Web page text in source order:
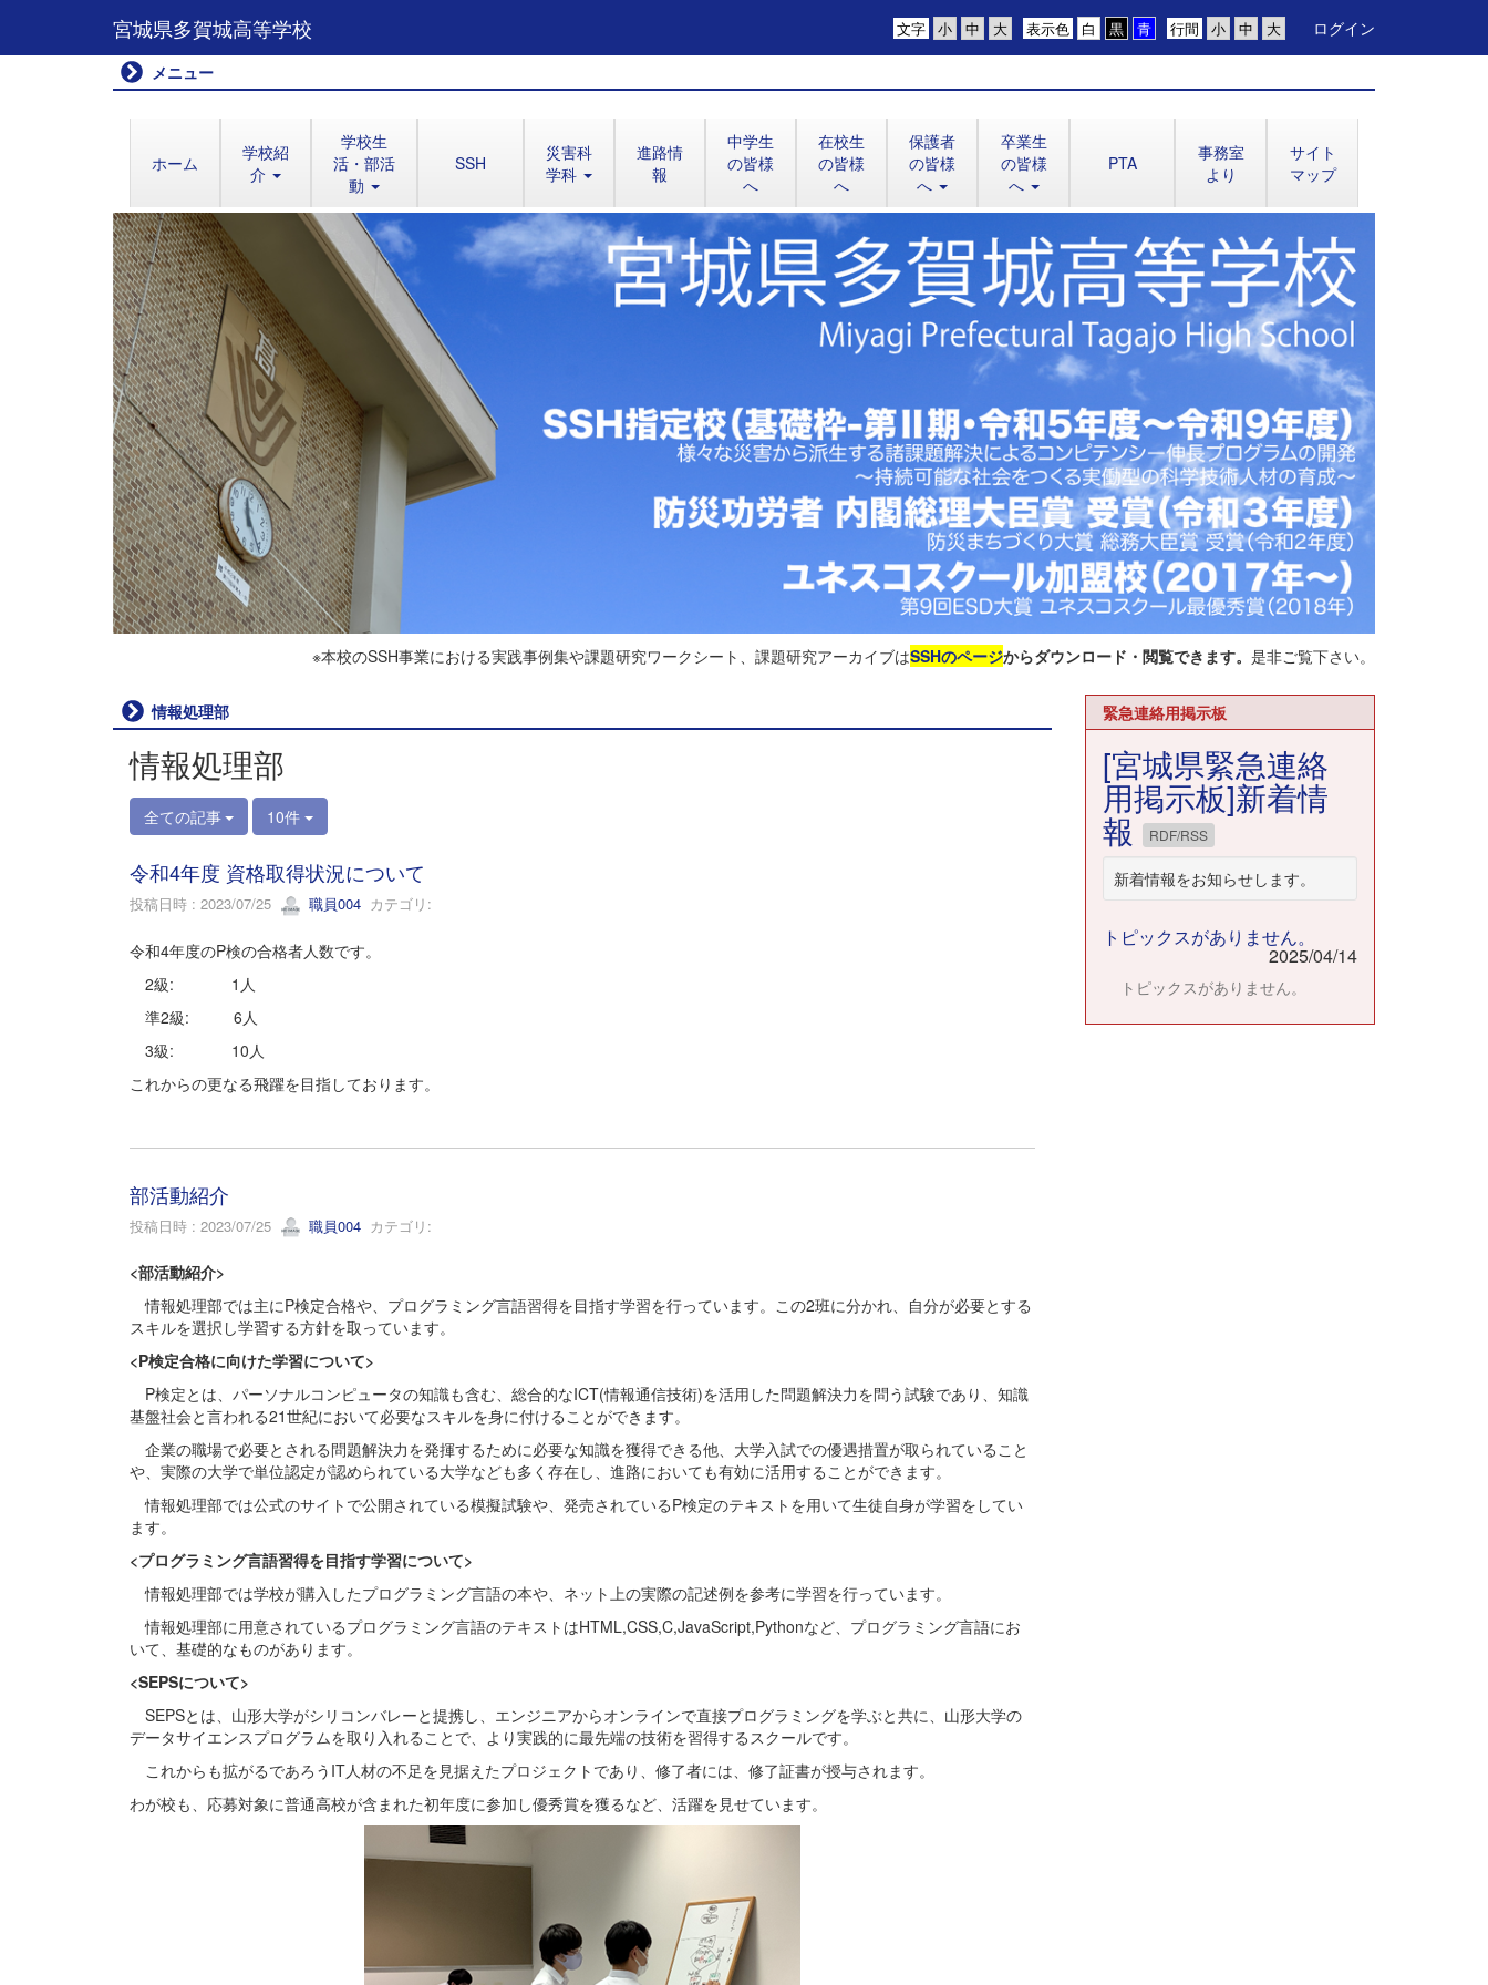
宮城県多賀城高等学校 行間
表示色
文字
ログイン
メニュー
ホーム
学校紹
介
学校生
活・部活
動
SSH
災害科
学科
進路情
報
中学生
の皆様
へ
在校生
の皆様
へ
保護者
の皆様
へ
卒業生
の皆様
へ
PTA
事務室
より
サイト
マップ
※本校のSSH事業における実践事例集や課題研究ワークシート、課題研究アーカイブはSSHのページからダウンロード・閲覧できます。 是非ご覧下さい。
情報処理部
情報処理部
全ての記事 10件
令和4年度 資格取得状況について
投稿日時 : 2023/07/25 職員004 カテゴリ:
令和4年度のP検の合格者人数です。
2級: 1人
準2級: 6人
3級: 10人
これからの更なる飛躍を目指しております。
部活動紹介
投稿日時 : 2023/07/25 職員004 カテゴリ:
<部活動紹介>
情報処理部では主にP検定合格や、プログラミング言語習得を目指す学習を行っています。この2班に分かれ、自分が必要とする
スキルを選択し学習する方針を取っています。
<P検定合格に向けた学習について>
P検定とは、パーソナルコンピュータの知識も含む、総合的なICT(情報通信技術)を活用した問題解決力を問う試験であり、知識
基盤社会と言われる21世紀において必要なスキルを身に付けることができます。
企業の職場で必要とされる問題解決力を発揮するために必要な知識を獲得できる他、大学入試での優遇措置が取られていること
や、実際の大学で単位認定が認められている大学なども多く存在し、進路においても有効に活用することができます。
情報処理部では公式のサイトで公開されている模擬試験や、発売されているP検定のテキストを用いて生徒自身が学習をしてい
ます。
<プログラミング言語習得を目指す学習について>
情報処理部では学校が購入したプログラミング言語の本や、ネット上の実際の記述例を参考に学習を行っています。
情報処理部に用意されているプログラミング言語のテキストはHTML,CSS,C,JavaScript,Pythonなど、プログラミング言語にお
いて、基礎的なものがあります。
<SEPSについて>
SEPSとは、山形大学がシリコンバレーと提携し、エンジニアからオンラインで直接プログラミングを学ぶと共に、山形大学の
データサイエンスプログラムを取り入れることで、より実践的に最先端の技術を習得するスクールです。
これからも拡がるであろうIT人材の不足を見据えたプロジェクトであり、修了者には、修了証書が授与されます。
わが校も、応募対象に普通高校が含まれた初年度に参加し優秀賞を獲るなど、活躍を見せています。
緊急連絡用掲示板
[宮城県緊急連絡
用掲示板]新着情
報 RDF/RSS
新着情報をお知らせします。
トピックスがありません。
2025/04/14
トピックスがありません。